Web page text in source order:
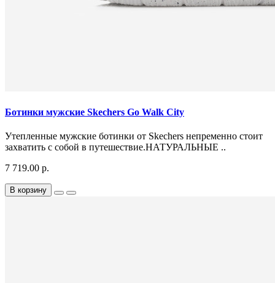
Ботинки мужские Skechers Go Walk City
Утепленные мужские ботинки от Skechers непременно стоит
захватить с собой в путешествие.НАТУРАЛЬНЫЕ ..
7 719.00 р.
В корзину